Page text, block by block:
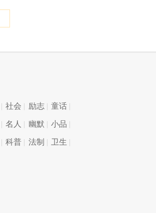
社会 励志 童话
名人 幽默 小品
科普 法制 卫生